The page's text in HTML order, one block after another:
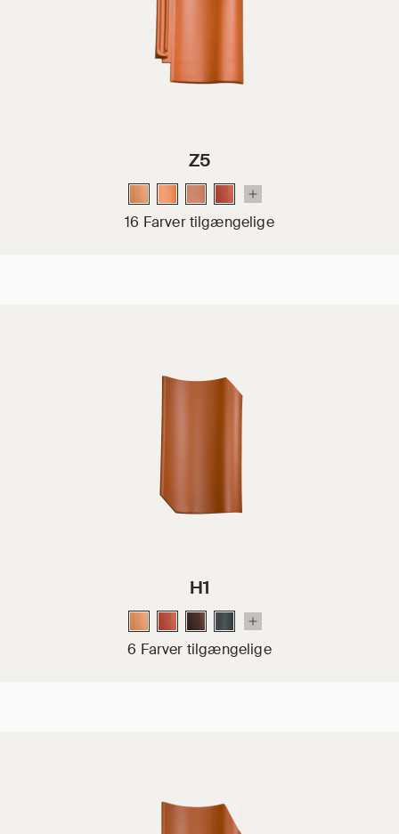
Z5
16 Farver tilgængelige
H1
6 Farver tilgængelige